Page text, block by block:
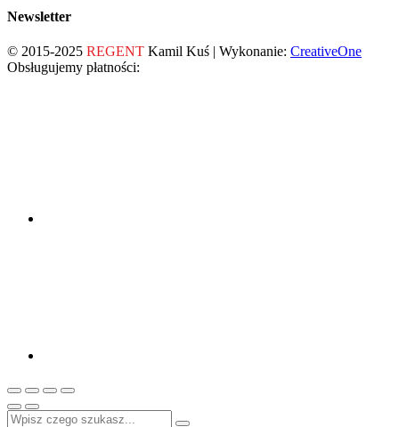
Newsletter
© 2015-2025 REGENT Kamil Kuś | Wykonanie: CreativeOne
Obsługujemy płatności: